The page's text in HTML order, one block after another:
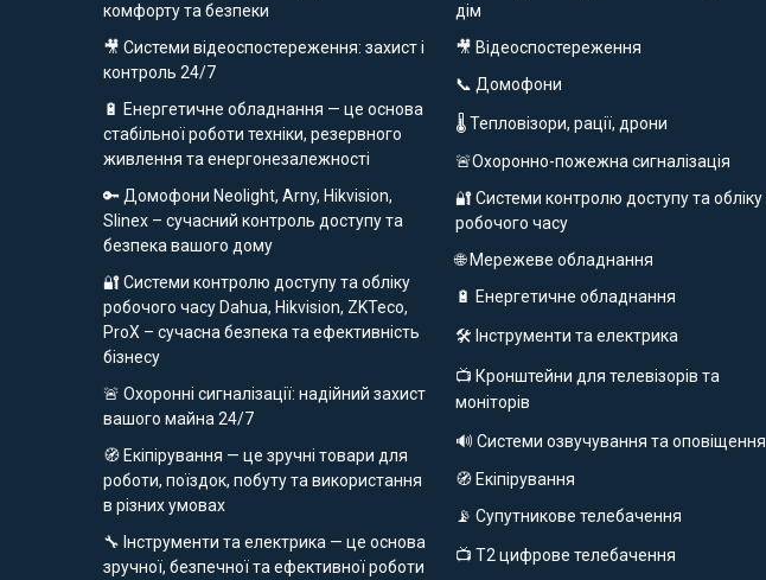
комфорту та безпеки
🎥 Системи відеоспостереження: захист і
контроль 24/7
🔋 Енергетичне обладнання — це основа
стабільної роботи техніки, резервного
живлення та енергонезалежності
🔑 Домофони Neolight, Arny, Hikvision,
Slinex – сучасний контроль доступу та
безпека вашого дому
🔐 Системи контролю доступу та обліку
робочого часу Dahua, Hikvision, ZKTeco,
ProX – сучасна безпека та ефективність
бізнесу
🚨 Охоронні сигналізації: надійний захист
вашого майна 24/7
🧭 Екіпірування — це зручні товари для
роботи, поїздок, побуту та використання
в різних умовах
🔧 Інструменти та електрика — це основа
зручної, безпечної та ефективної роботи
дім
🎥 Відеоспостереження
📞 Домофони
🌡 Тепловізори, рації, дрони
🚨Охоронно-пожежна сигналізація
🔐 Системи контролю доступу та обліку
робочого часу
🌐 Мережеве обладнання
🔋 Енергетичне обладнання
🛠️ Інструменти та електрика
📺 Кронштейни для телевізорів та
моніторів
🔊 Системи озвучування та оповіщення
🧭 Екіпірування
📡 Супутникове телебачення
📺 Т2 цифрове телебачення